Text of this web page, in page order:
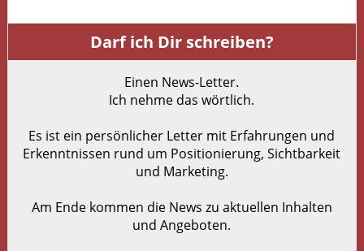
Darf ich Dir schreiben?
Einen News-Letter.
Ich nehme das wörtlich.
Es ist ein persönlicher Letter mit Erfahrungen und
Erkenntnissen rund um Positionierung, Sichtbarkeit
und Marketing.
Am Ende kommen die News zu aktuellen Inhalten
und Angeboten.